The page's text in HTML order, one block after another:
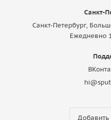
Санкт-
Санкт-Петербург,
Ежедневно
Добавить